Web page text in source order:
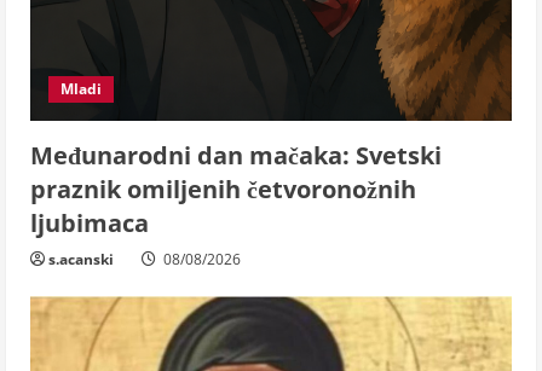
Mladi
Međunarodni dan mačaka: Svetski
praznik omiljenih četvoronožnih
ljubimaca
s.acanski 08/08/2026